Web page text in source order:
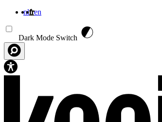
nlfren
Dark Mode Switch